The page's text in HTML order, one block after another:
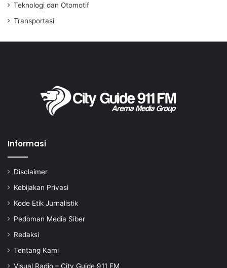
Teknologi dan Otomotif
Transportasi
Informasi
Disclaimer
Kebijakan Privasi
Kode Etik Jurnalistik
Pedoman Media Siber
Redaksi
Tentang Kami
Visual Radio – City Guide 911 FM